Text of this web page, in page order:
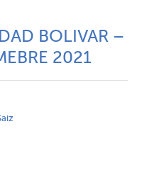
BOLIVAR –
2021